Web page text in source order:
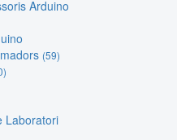
Arduino
(59)
Laboratori